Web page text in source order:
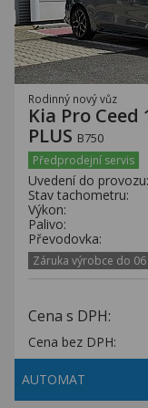
Rodinný nový vůz
Kia Pro Ceed
PLUS B750
Předprodejní servis
Uvedení do provozu:
Stav tachometru:
Výkon:
Palivo:
Převodovka:
Záruka výrobce do 06
Cena s DPH:
Cena bez DPH:
AUTOMAT